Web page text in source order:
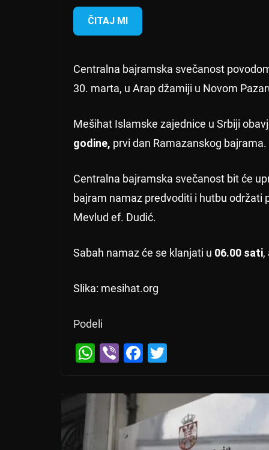
ČITAJ MI
Centralna bajramska svečanost
30. marta, u Arap džamiji u Novom
Mešihat Islamske zajednice u Srbiji
godine, prvi dan Ramazanskog bajrama.
Centralna bajramska svečanost bit će
bajram namaz predvoditi i hutbu održati
Mevlud ef. Dudić.
Sabah namaz će se klanjati u 06.00 sati,
Slika: mesihat.org
Podeli
W
at
A
Vi
er
F
c
tt
er